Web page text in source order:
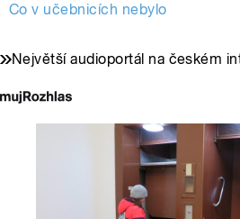
Co v učebnicích nebylo
Největší audioportál na českém